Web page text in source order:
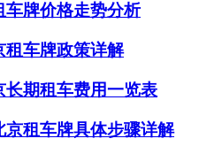
车牌价格走势分析
租车牌政策详解
期租车费用一览表
租车牌具体步骤详解